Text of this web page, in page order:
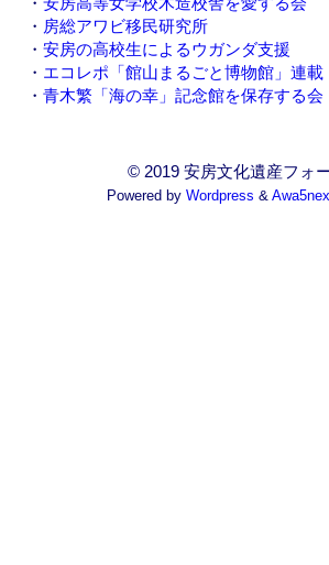
・ 房総アワビ移民研究所
・ 安房の高校生によるウガンダ支援
・ エコレポ「館山まるごと博物館」連載
・ 青木繁「海の幸」記念館を保存する会
© 2019 安房文化遺産フォ
Powered by Wordpress &